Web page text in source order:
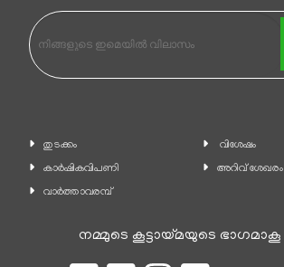
തുടക്കം
കാ‍ർഷികവിപണി
വാര്‍ത്താവരമ്പ്
വിശേഷം
അറിവ് ശേഖരം
നമ്മുടെ കൂട്ടായ്മയുടെ ഭാഗമാകൂ